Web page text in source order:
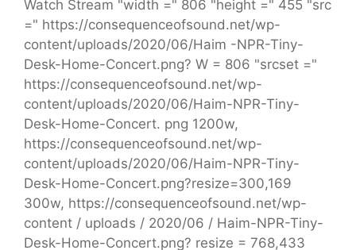
Watch Stream "width =" 806 "height =" 455 "src
=" https://consequenceofsound.net/wp-
content/uploads/2020/06/Haim -NPR-Tiny-
Desk-Home-Concert.png? W = 806 "srcset ="
https://consequenceofsound.net/wp-
content/uploads/2020/06/Haim-NPR-Tiny-
Desk-Home-Concert. png 1200w,
https://consequenceofsound.net/wp-
content/uploads/2020/06/Haim-NPR-Tiny-
Desk-Home-Concert.png?resize=300,169
300w, https://consequenceofsound.net/wp-
content / uploads / 2020/06 / Haim-NPR-Tiny-
Desk-Home-Concert.png? resize = 768,433